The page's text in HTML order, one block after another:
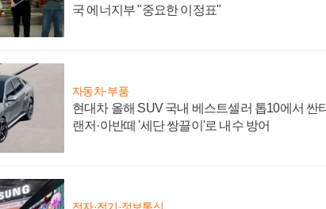
국 에너지부 "중요한 이정표"
자동차·부품
현대차 올해 SUV 국내 베스트셀러 톱10에서 싼
랜저·아반떼 '세단 쌍끌이'로 내수 방어
전자·전기·정보통신